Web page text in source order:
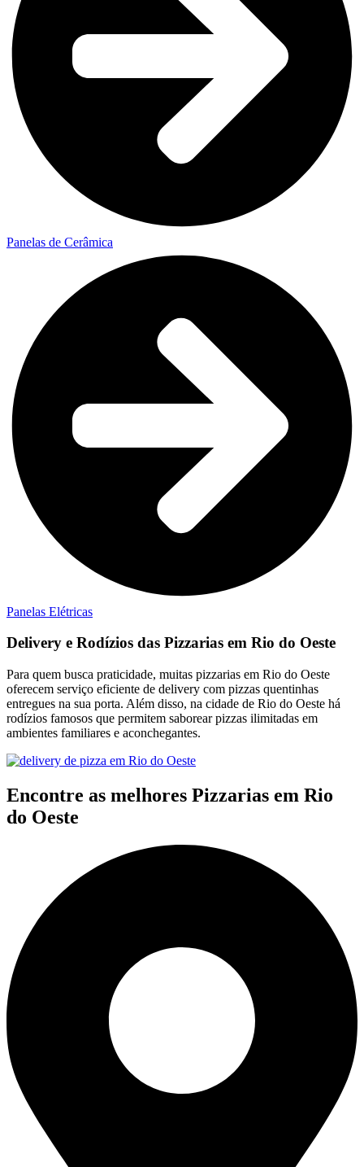
Panelas de Cerâmica
Panelas Elétricas
Delivery e Rodízios das Pizzarias em Rio do Oeste
Para quem busca praticidade, muitas pizzarias em Rio do Oeste
oferecem serviço eficiente de delivery com pizzas quentinhas
entregues na sua porta. Além disso, na cidade de Rio do Oeste há
rodízios famosos que permitem saborear pizzas ilimitadas em
ambientes familiares e aconchegantes.
Encontre as melhores Pizzarias em Rio
do Oeste